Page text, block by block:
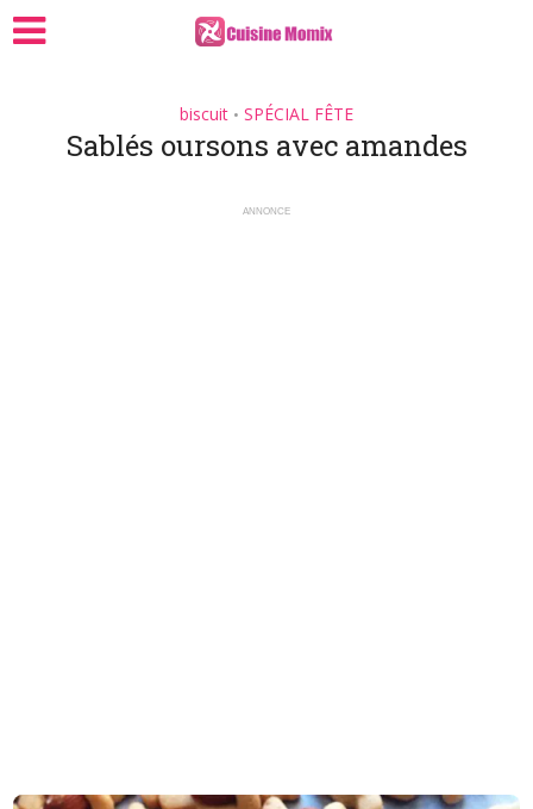
biscuit • SPÉCIAL FÊTE
Sablés oursons avec amandes
ANNONCE